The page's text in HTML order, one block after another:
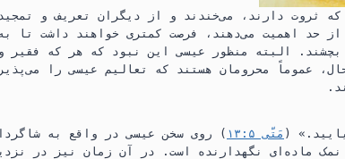
ثروت دارند،‏ می‌خندند و از دیگران تعریف و تمجید
حد اهمیت می‌دهند،‏ فرصت کمتری خواهند داشت تا
البته منظور عیسی این نبود که هر که فقیر
عموماً محرومان هستند که تعالیم عیسی را
(‏ مَتّی ۵:‏۱۳
‏)‏ روی سخن عیسی در واقع به
ماده‌ای نگهدارنده است.‏ در آن زمان نیز در